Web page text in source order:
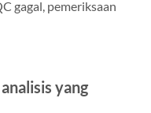
gagal, pemeriksaan
yang